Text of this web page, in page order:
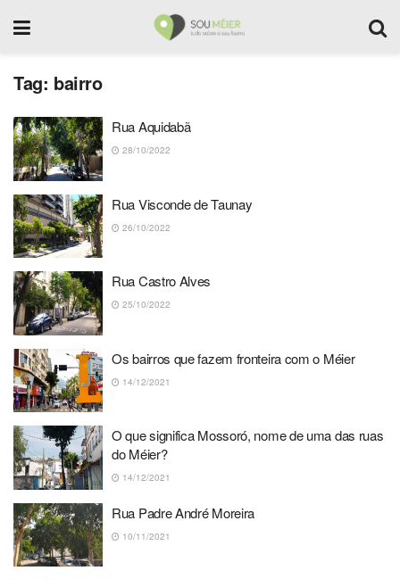
Tag: bairro
Rua Aquidabã
28/10/2022
Rua Visconde de Taunay
26/10/2022
Rua Castro Alves
25/10/2022
Os bairros que fazem fronteira com o Méier
14/12/2021
O que significa Mossoró, nome de uma das ruas
do Méier?
14/12/2021
Rua Padre André Moreira
10/11/2021